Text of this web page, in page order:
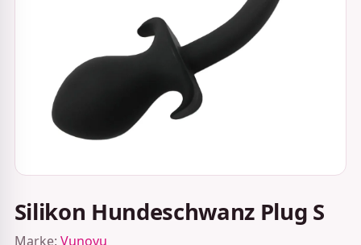
Silikon Hundeschwanz Plug S
Marke: Vunovu